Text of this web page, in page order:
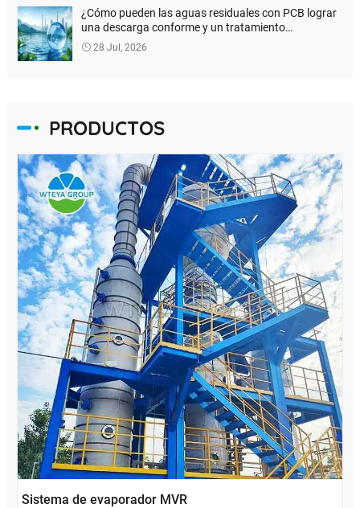
¿Cómo pueden las aguas residuales con PCB lograr
una descarga conforme y un tratamiento
inofensivo?
28 Jul, 2026
PRODUCTOS
Sistema de evaporador MVR